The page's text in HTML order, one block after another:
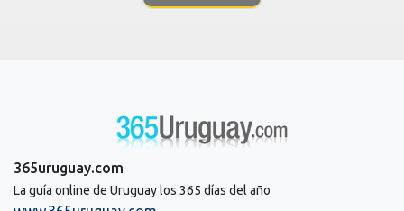
365uruguay.com
La guía online de Uruguay los 365 días del año